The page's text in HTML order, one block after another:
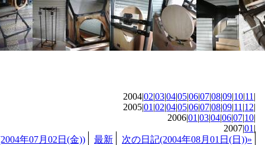
2004|02|03|04|05|06|07|08|09|10|11 |
2005|01 |02|04|05|06|07|08|09|11 |12|
2006|01 |03|04|06|07|10|
2007|01 |
年07月02日(金))
最新 次の日記(2004年08月01日(日))»